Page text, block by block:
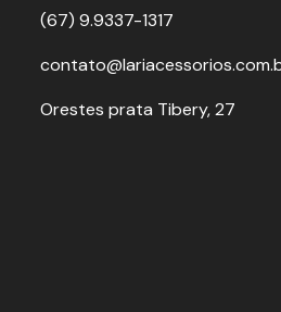
(67) 9.9337-1317
Orestes prata Tibery, 27